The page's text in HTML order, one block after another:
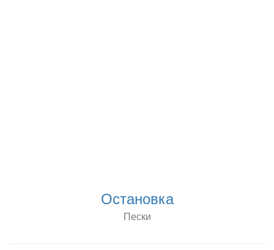
Остановка
Пески